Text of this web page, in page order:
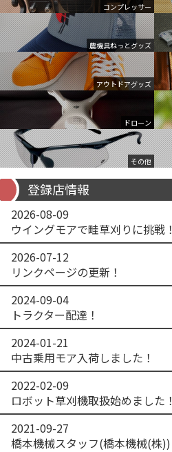
コンプレッサー
農機具ねっとグッズ
アウトドアグッズ
ドローン
その他
登録店情報
2026-08-09
2026-07-12
リンクページの更新！
2024-09-04
トラクター配達！
2024-01-21
中古乗用モア入荷しました！
2022-02-09
ロボット草刈機取扱始めました！
2021-09-27
橋本機械スタッフ(橋本機械(株))